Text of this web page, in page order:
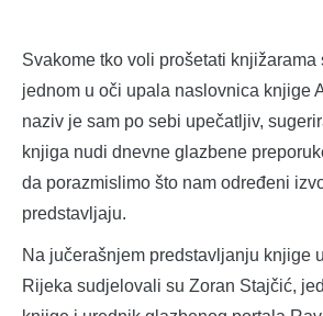
Svakome tko voli prošetati knjižarama
jednom u oči upala naslovnica knjige
naziv je sam po sebi upečatljiv,
knjiga nudi dnevne glazbene
da porazmislimo što nam određeni
predstavljaju.
Na jučerašnjem predstavljanju knjige
Rijeka sudjelovali su Zoran Stajčić,